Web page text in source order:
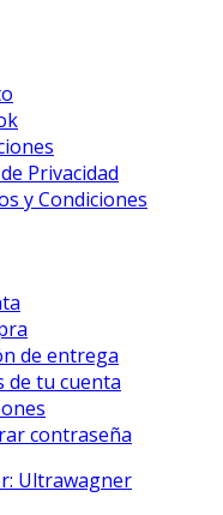
Privacidad
y Condiciones
de entrega
de tu cuenta
contraseña
Ultrawagner